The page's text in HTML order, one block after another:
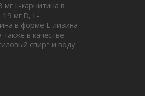
L-карнитина в
мг D, L-
в форме L-лизина
в качестве
спирт и воду